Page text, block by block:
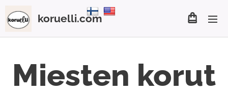
koruelli.com
Miesten korut